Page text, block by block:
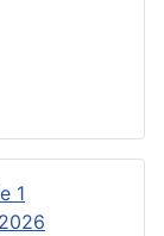
1